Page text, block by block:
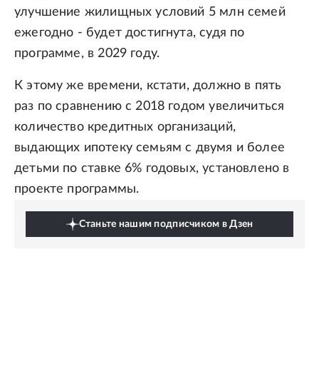
улучшение жилищных условий 5 млн семей
ежегодно - будет достигнута, судя по
программе, в 2029 году.
К этому же времени, кстати, должно в пять
раз по сравнению с 2018 годом увеличиться
количество кредитных организаций,
выдающих ипотеку семьям с двумя и более
детьми по ставке 6% годовых, установлено в
проекте программы.
Станьте нашим подписчиком в Дзен